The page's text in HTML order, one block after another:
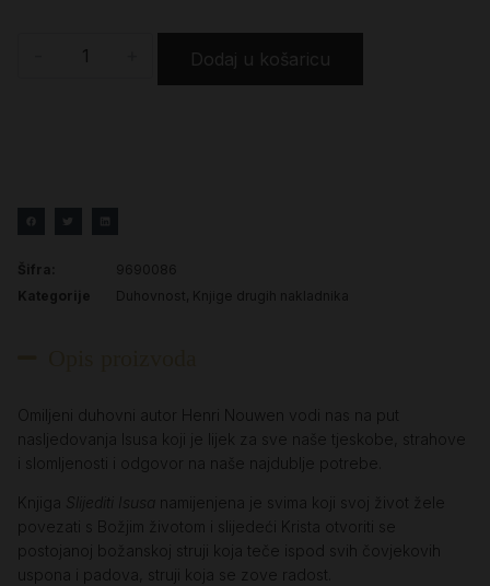
Dodaj u košaricu
Šifra:
9690086
Kategorije
Duhovnost Knjige drugih nakladnika
Omiljeni duhovni autor Henri Nouwen vodi nas na put
nasljedovanja Isusa koji je lijek za sve naše tjeskobe, strahove
i slomljenosti i odgovor na naše najdublje potrebe.
Knjiga Slijediti Isusa namijenjena je svima koji svoj život žele
povezati s Božjim životom i slijedeći Krista otvoriti se
postojanoj božanskoj struji koja teče ispod svih čovjekovih
uspona i padova, struji koja se zove radost.